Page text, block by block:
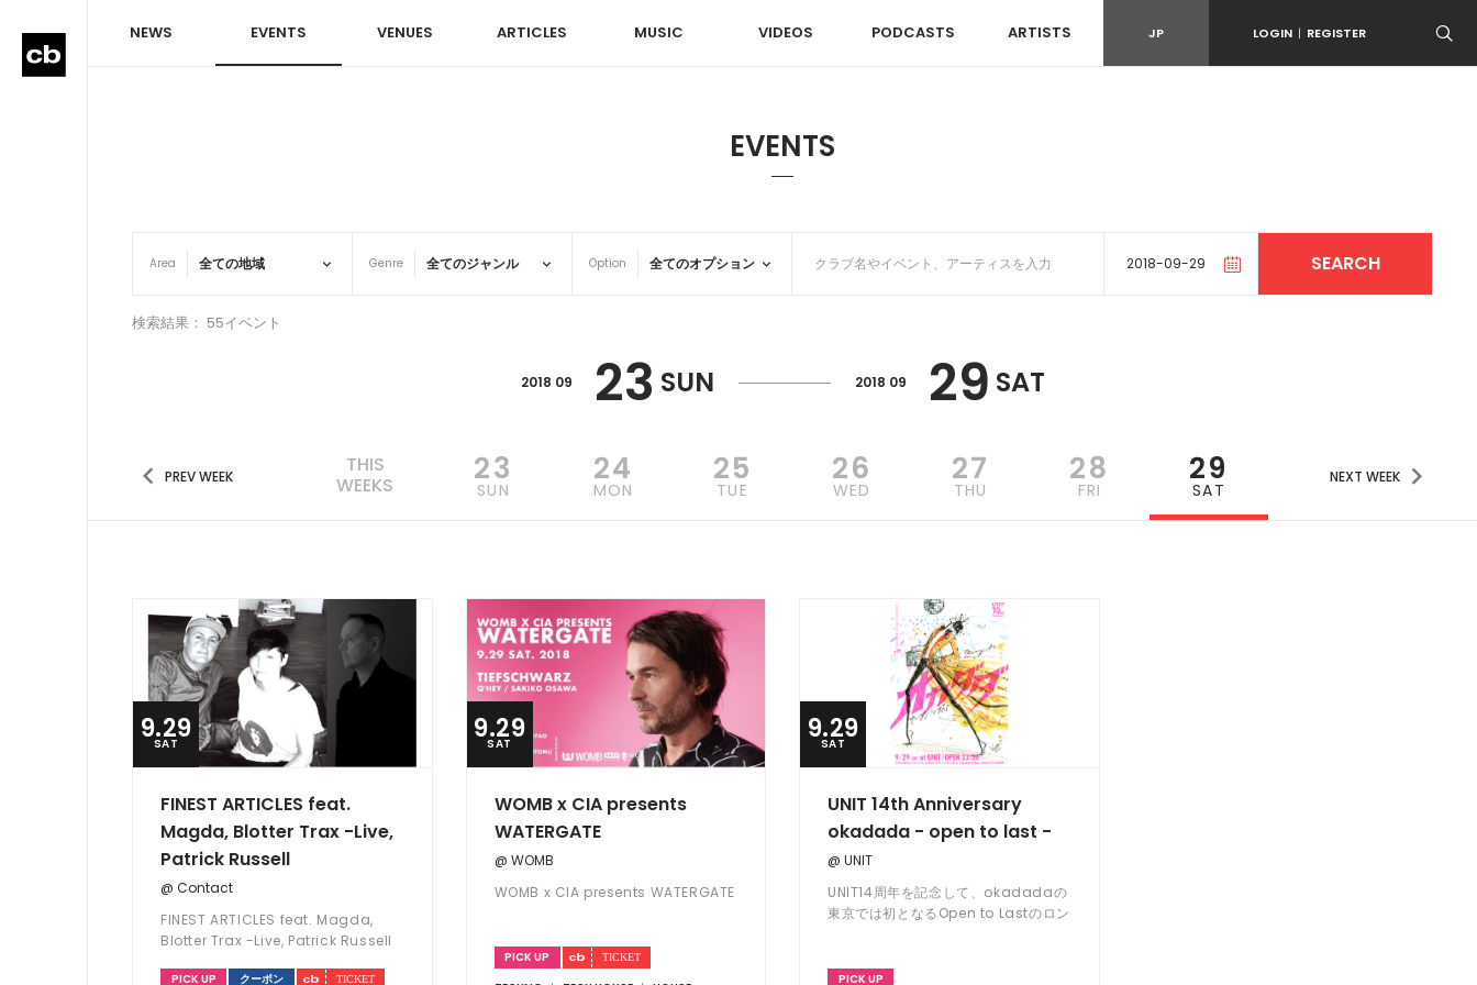
NEWS EVENTS VENUES ARTICLES MUSIC VIDEOS PODCASTS ARTISTS JP LOGIN | REGISTER
EVENTS
Area Genre Option
検索結果： 55イベント
2018 09 23 SUN 2018 09 29 SAT
PREV WEEK
THIS
WEEKS
23
SUN
24
MON
25
TUE
26
WED
27
THU
28
FRI
29
SAT
NEXT WEEK
9.29
SAT
FINEST ARTICLES feat.
Magda, Blotter Trax -Live,
Patrick Russell
@ Contact
FINEST ARTICLES feat. Magda,
Blotter Trax -Live, Patrick Russell
PICK UP
クーポン
9.29
SAT
WOMB x CIA presents
WATERGATE
@ WOMB
WOMB x CIA presents WATERGATE
PICK UP
9.29
SAT
UNIT 14th Anniversary
okadada - open to last -
@ UNIT
UNIT14周年を記念して、okadadaの
東京では初となるOpen to Lastのロン
PICK UP